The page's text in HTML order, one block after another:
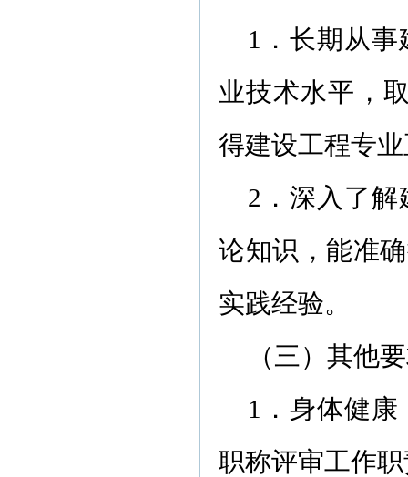
1．长期从
业技术水平，
得建设工程专
2．深入了
论知识，能准
实践经验。
（三）其他
1．身体健
职称评审工作